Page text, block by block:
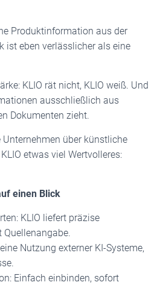
Produktinformation aus der
ist eben verlässlicher als eine
KLIO rät nicht, KLIO weiß. Und
ausschließlich aus
Dokumenten zieht.
Unternehmen über künstliche
etwas viel Wertvolleres:
einen Blick
KLIO liefert präzise
Nutzung externer KI-Systeme,
Einfach einbinden, sofort